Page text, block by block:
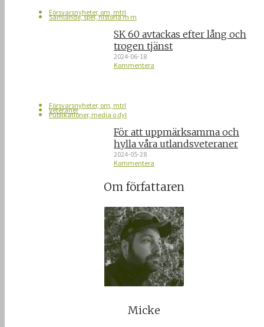
Försvarsnyheter, om, mtrl
Samlande, spel, historia m m
SK 60 avtackas efter lång och
trogen tjänst
2024-06-18
Kommentera
Försvarsnyheter, om, mtrl
Veteraner
Publikationer, media o dyl
För att uppmärksamma och
hylla våra utlandsveteraner
2024-05-28
Kommentera
Om författaren
Micke